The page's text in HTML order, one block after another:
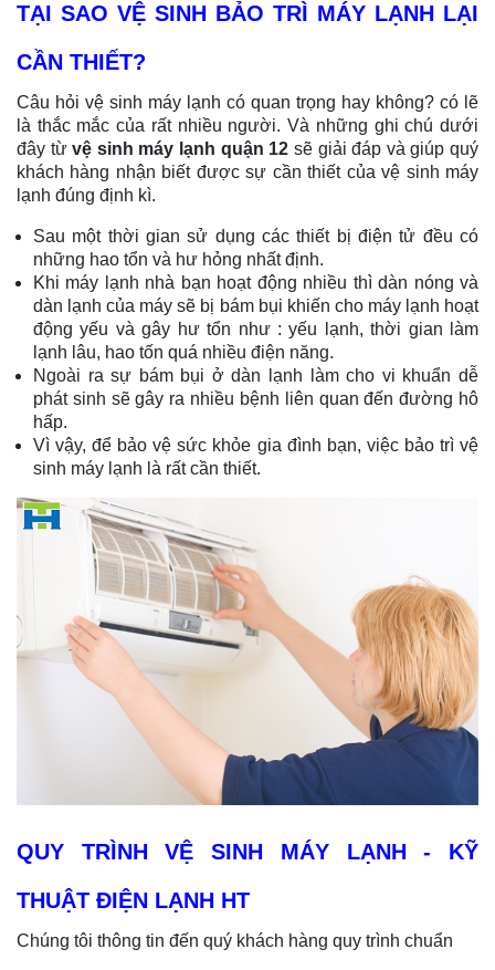
TẠI SAO VỆ SINH BẢO TRÌ MÁY LẠNH LẠI
CẦN THIẾT?
Câu hỏi vệ sinh máy lạnh có quan trọng hay không? có lẽ
là thắc mắc của rất nhiều người. Và những ghi chú dưới
đây từvệ sinh máy lạnh quận 12 sẽ giải đáp và giúp quý
khách hàng nhận biết được sự cần thiết của vệ sinh máy
lạnh đúng định kì.
Sau một thời gian sử dụng các thiết bị điện tử đều có
những hao tổn và hư hỏng nhất định.
Khi máy lạnh nhà bạn hoạt động nhiều thì dàn nóng và
dàn lạnh của máy sẽ bị bám bụi khiến cho máy lạnh hoạt
động yếu và gây hư tổn như : yếu lạnh, thời gian làm
lạnh lâu, hao tốn quá nhiều điện năng.
Ngoài ra sự bám bụi ở dàn lạnh làm cho vi khuẩn dễ
phát sinh sẽ gây ra nhiều bệnh liên quan đến đường hô
hấp.
Vì vậy, để bảo vệ sức khỏe gia đình bạn, việc bảo trì vệ
sinh máy lạnh là rất cần thiết.
QUY TRÌNH VỆ SINH MÁY LẠNH - KỸ
THUẬT ĐIỆN LẠNH HT
Chúng tôi thông tin đến quý khách hàng quy trình chuẩn